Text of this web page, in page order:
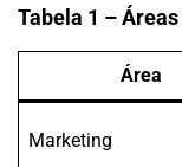
Tabela 1 –
Área
Marketing